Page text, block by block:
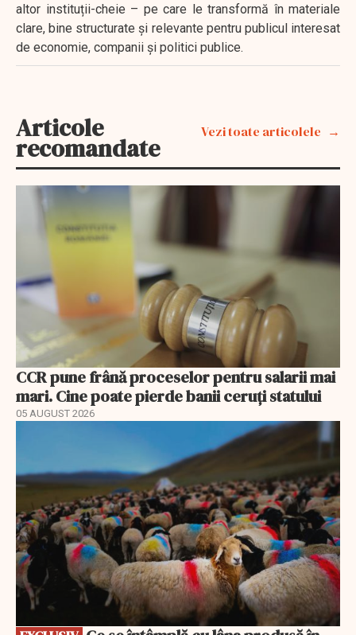
altor instituții-cheie – pe care le transformă în materiale
clare, bine structurate și relevante pentru publicul interesat
de economie, companii și politici publice.
Articole
recomandate
Vezi toate articolele
CCR pune frână proceselor pentru salarii mai
mari. Cine poate pierde banii ceruți statului
05 AUGUST 2026